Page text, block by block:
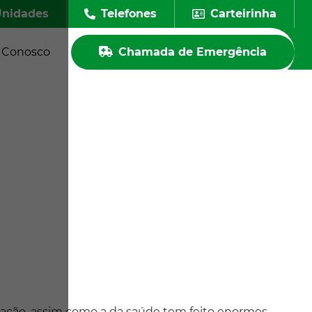
Telefones Carteirinha
Conosco Chamada de Emergência